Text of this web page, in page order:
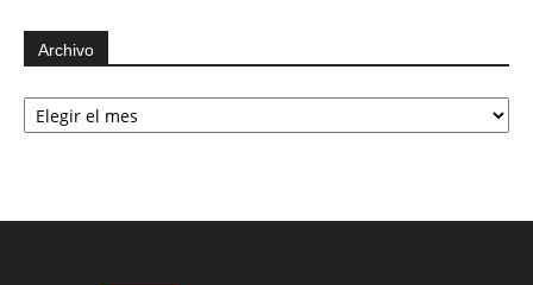
Archivo
Archivo